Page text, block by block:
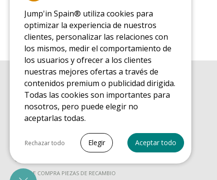
GUÍA DE COMPRA
Guía de compra para las camas elásticas de ocio
GUÍA DE INSTALACIÓN
Guía de montaje para la cama elástica de ocio
Guía de mantenimiento de las camas elásticas de ocio
Guía de descubrimiento de las camas elásticas de ocio
GUÍA DE COMPRA PIEZAS DE RECAMBIO
Jump'in Spain® utiliza cookies para
optimizar la experiencia de nuestros
clientes, personalizar las relaciones con
los mismos, medir el comportamiento de
los usuarios y ofrecer a los clientes
nuestras mejores ofertas a través de
contenidos premium o publicidad dirigida.
Todas las cookies son importantes para
nosotros, pero puede elegir no
aceptarlas todas.
Seleccionar todo
Cookies necesarias
PrestaShop
Rechazar todo Elegir Aceptar todo